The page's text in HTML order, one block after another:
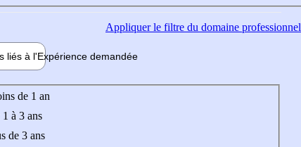
Appliquerle filtre du domaine professionnel
liés à l'Expérience demandée
de 1 an
à 3 ans
de 3 ans